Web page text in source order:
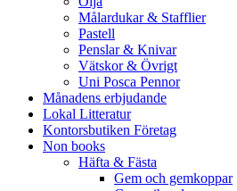
Målardukar & Stafflier
Pastell
Penslar & Knivar
Vätskor & Övrigt
Uni Posca Pennor
Månadens erbjudande
Lokal Litteratur
Kontorsbutiken Företag
Non books
Häfta & Fästa
Gem och gemkoppar